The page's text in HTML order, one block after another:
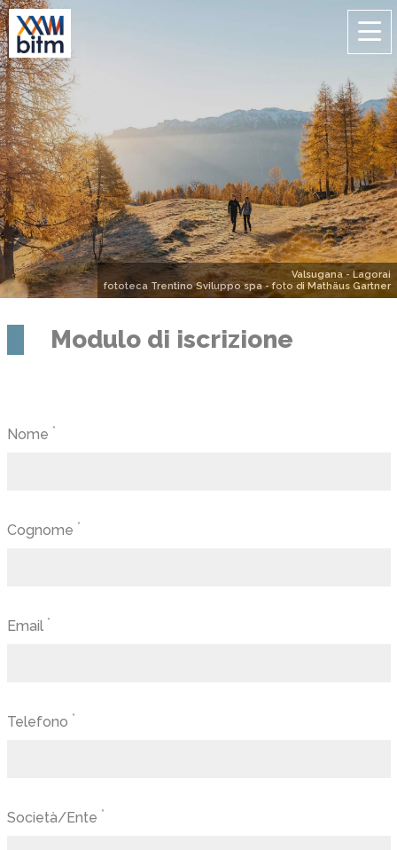
Valsugana - Lagorai
fototeca Trentino Sviluppo spa - foto di Mathäus Gartner
Modulo di iscrizione
Nome *
Cognome *
Email *
Telefono *
Società/Ente *